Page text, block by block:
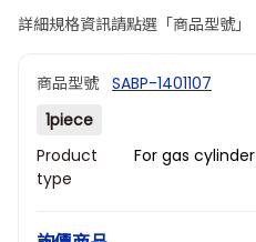
詳細規格資訊請點選「商品型號」
商品型號 SABP-1401107
1piece
Product
type
For gas cylinder